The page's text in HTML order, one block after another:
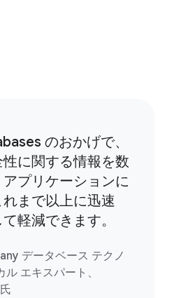
のおかげで、
に関する情報を数
プリケーションに
まで以上に迅速
軽減できます。
データベース テクノ
エキスパート、